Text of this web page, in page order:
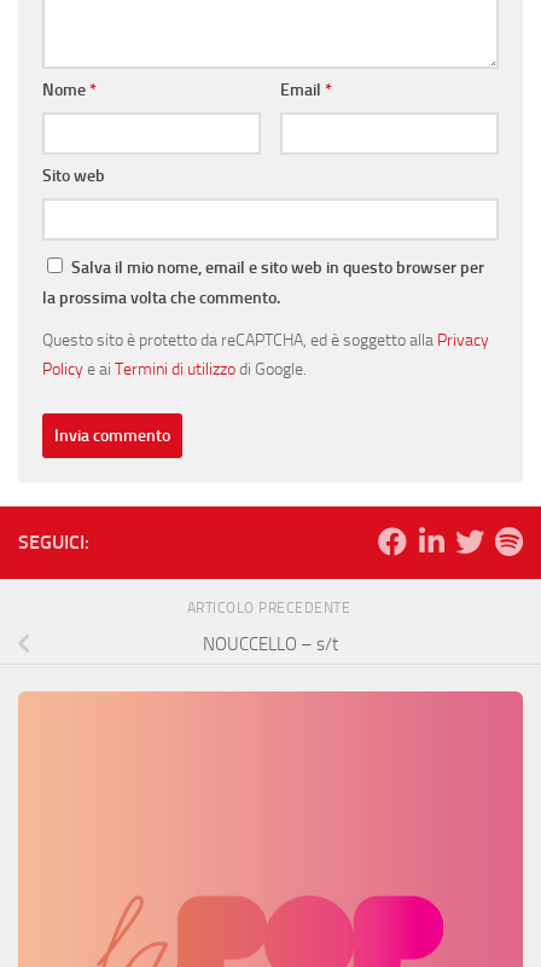
Nome* Email *
Sito web
Salva il mio nome, email e sito web in questo browser per
la prossima volta che commento.
Questo sito è protetto da reCAPTCHA, ed è soggetto alla Privacy
Policye ai Termini di utilizzodi Google.
SEGUICI:
ARTICOLO PRECEDENTE
NOUCCELLO – s/t